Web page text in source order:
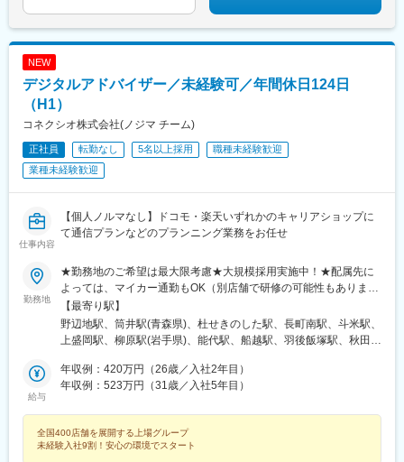
駅、横浜駅、ナゴヤドーム前矢田駅、鶴舞駅、八事駅、杁ケ池公
園駅、上社駅、長久手古戦場駅、荒子駅、尾張一宮駅、開明駅、
国府宮駅、春日井駅(名鉄線)、愛環梅坪駅、三河高浜駅、安城駅、
枝駅、東静岡駅、古庄駅、遠州病院駅、沼津駅、本吉原駅、新静
岡駅、三島広小路駅、日本平駅、片浜駅、自動車学校前駅、富士
志摩横山駅、五十鈴ケ丘駅、小松駅、大河端駅、宇野気駅、野々
市駅(ＩＲいしかわ鉄道線)、足羽山公園口駅、新富山口駅、稲荷町
府)、天満駅、西中島南方駅、野田阪神駅、天王寺駅前駅、ＪＲ総
持寺駅、住道駅、豊中駅、深江橋駅、寝屋川市駅、長尾駅(大阪
府)、藤井寺駅、八尾駅、高見ノ里駅、河内天美駅、北花田駅、岡
田浦駅、萩原天神駅、樟葉駅、門真市駅、草津駅(滋賀県)、十条駅
(京都府・近鉄線)、常盤駅(京都府)、龍谷大前深草駅、松井山手
駅、京田辺駅、伏見桃山駅、舞子公園駅、長田駅(神戸市営)、西明
石駅、稲野駅、東加古川駅、加古川駅、英賀保駅、網干駅、郡山
駅(奈良県)、金橋駅、神前駅(和歌山県)、岡山駅前駅、備前一宮
駅、立町駅、広島駅、佐伯区役所前駅、福山駅、湯田温泉駅、阿
石駅、伊予和気駅、土居田駅、高須駅(高知県)、南行橋駅、行橋
駅、苅田駅、下曽根駅、南小倉駅、二島駅、遠賀野駅、本城駅、
NEW
デジタルアドバイザー／未経験可／年間休日124日
（H1）
コネクシオ株式会社(ノジマ チーム)
正社員 転勤なし 5名以上採用
職種未経験歓迎
業種未経験歓迎
仕事内容
【個人ノルマなし】ドコモ・楽天いずれかのキャリアショップに
て通信プランなどのプランニング業務をお任せ
勤務地
★勤務地のご希望は最大限考慮★大規模採用実施中！★配属先に
よっては、マイカー通勤もOK（別店舗で研修の可能性もありま
す）※勤務地の詳細は、当社ホームページの「ショップ展開」から
ご確認ください！＜以下エリアいずれかの店舗に配属＞【北海
道・東北】北海道、青森県、岩手県、宮城県、秋田県、山形県、
信越】新潟県、長野県【北陸】富山県、石川県、福井県【東海】
岐阜県、静岡県、愛知県、三重県【関西】滋賀県、京都府、大阪
【四国】徳島県、香川県、愛媛県、高知県【九州・沖縄】福岡
県、佐賀県、長崎県、熊本県、大分県、宮崎県、鹿児島県受動喫
煙対策：屋内禁煙
【最寄り駅】
野辺地駅、筒井駅(青森県)、杜せきのした駅、長町南駅、斗米駅、
上盛岡駅、柳原駅(岩手県)、能代駅、船越駅、羽後飯塚駅、秋田
島学院前駅、本宮駅(福島県)、泉駅(常磐線)、東区役所前駅、琴似
駅(函館本線)、大谷地駅、五稜郭公園前駅、東海駅、赤塚駅、上菅
県)、東川口駅、川口駅、浦和駅、北浦和駅、東浦和駅、東鷲宮
駅、鷲宮駅、栗橋駅、加須駅、花崎駅、朝霞台駅、新座駅、上尾
給与
年収例：420万円（26歳／入社2年目）
年収例：523万円（31歳／入社5年目）
全国400店舗を展開する上場グループ
未経験入社9割！安心の環境でスタート